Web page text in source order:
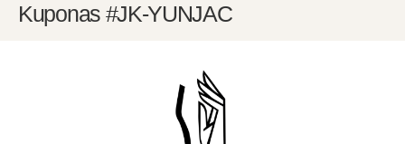
Kuponas #JK-YUNJAC